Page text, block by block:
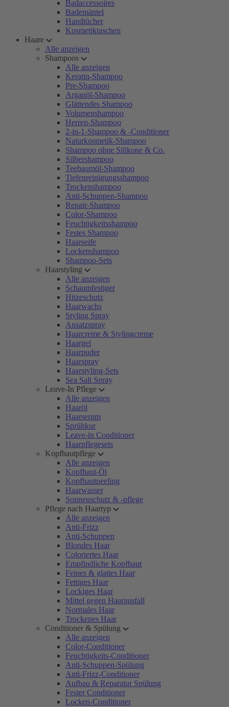
Badaccessoires
Bademäntel
Handtücher
Kosmetiktaschen
Haare
Alle anzeigen
Shampoos
Alle anzeigen
Keratin-Shampoo
Pre-Shampoo
Arganöl-Shampoo
Glättendes Shampoo
Volumenshampoo
Herren-Shampoo
2-in-1-Shampoo & -Conditioner
Naturkosmetik-Shampoo
Shampoo ohne Silikone & Co.
Silbershampoo
Teebaumöl-Shampoo
Tiefenreinigungsshampoo
Trockenshampoo
Anti-Schuppen-Shampoo
Repair-Shampoo
Color-Shampoo
Feuchtigkeitsshampoo
Festes Shampoo
Haarseife
Lockenshampoo
Shampoo-Sets
Haarstyling
Alle anzeigen
Schaumfestiger
Hitzeschutz
Haarwachs
Styling Spray
Ansatzspray
Haarcreme & Stylingcreme
Haargel
Haarpuder
Haarspray
Haarstyling-Sets
Sea Salt Spray
Leave-In Pflege
Alle anzeigen
Haaröl
Haarserum
Sprühkur
Leave-in Conditioner
Haarpflegesets
Kopfhautpflege
Alle anzeigen
Kopfhaut-Öl
Kopfhautpeeling
Haarwasser
Sonnenschutz & -pflege
Pflege nach Haartyp
Alle anzeigen
Anti-Frizz
Anti-Schuppen
Blondes Haar
Coloriertes Haar
Empfindliche Kopfhaut
Feines & glattes Haar
Fettiges Haar
Lockiges Haar
Mittel gegen Haarausfall
Normales Haar
Trockenes Haar
Conditioner & Spülung
Alle anzeigen
Color-Conditioner
Feuchtigkeits-Conditioner
Anti-Schuppen-Spülung
Anti-Frizz-Conditioner
Aufbau & Reparatur Spülung
Fester Conditioner
Locken-Conditioner